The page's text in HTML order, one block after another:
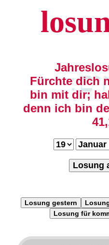
Fürchte dich
bin mit dir;
denn ich bin
Losung
Losung gestern
Losung für